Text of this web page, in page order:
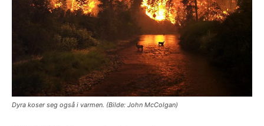
Dyra koser seg også i varmen. (Bilde: John McColgan)